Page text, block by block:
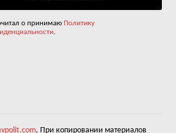
о принимаю Политику
.
. При копировании материалов